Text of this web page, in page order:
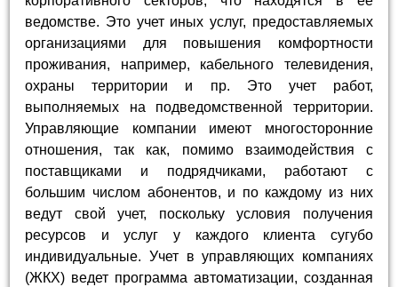
ведомстве. Это учет иных услуг, предоставляемых
организациями для повышения комфортности
проживания, например, кабельного телевидения,
охраны территории и пр. Это учет работ,
выполняемых на подведомственной территории.
Управляющие компании имеют многосторонние
отношения, так как, помимо взаимодействия с
поставщиками и подрядчиками, работают с
большим числом абонентов, и по каждому из них
ведут свой учет, поскольку условия получения
ресурсов и услуг у каждого клиента сугубо
индивидуальные. Учет в управляющих компаниях
(ЖКХ) ведет программа автоматизации, созданная